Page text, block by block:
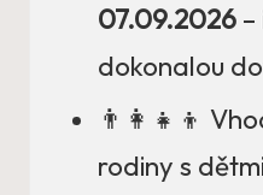
07.09.2026
dokonalou
👨‍👩‍👧‍👦
rodiny s